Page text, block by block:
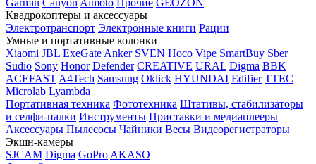
Garmin Canyon Aimoto Прочие GEOZON
Квадрокоптеры и аксессуары
Электротранспорт Электронные книги Рации
Умные и портативные колонки
Xiaomi JBL ExeGate Anker SVEN Hoco Vipe SmartBuy Sber
Sudio Sony Honor Defender CREATIVE URAL Digma BBK
ACEFAST A4Tech Samsung Oklick HYUNDAI Edifier TTEC
Microlab Lyambda
Портативная техника Фототехника Штативы, стабилизаторы
и селфи-палки Инструменты Приставки и медиаплееры
Аксессуары Пылесосы Чайники Весы Видеорегистраторы
Экшн-камеры
SJCAM Digma GoPro AKASO